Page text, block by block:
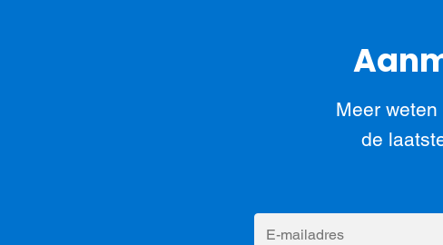
Meer
de
E-